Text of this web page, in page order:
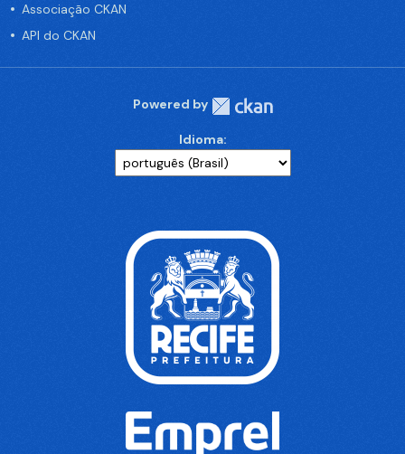
Associação CKAN
API do CKAN
Powered by
Idioma